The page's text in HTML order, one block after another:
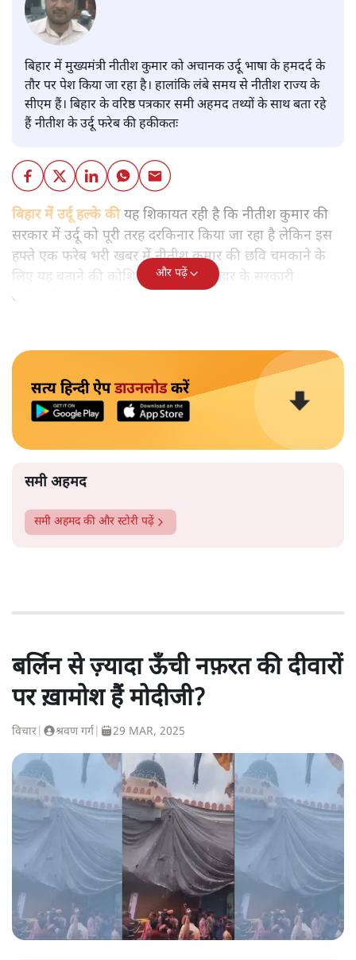
बिहार में मुख्यमंत्री नीतीश कुमार को अचानक उर्दू भाषा के हमदर्द के
तौर पर पेश किया जा रहा है। हालांकि लंबे समय से नीतीश राज्य के
सीएम हैं। बिहार के वरिष्ठ पत्रकार समी अहमद तथ्यों के साथ बता रहे
हैं नीतीश के उर्दू फरेब की हकीकतः
बिहार में उर्दू हल्के कीयह शिकायत रही है कि नीतीश कुमार की
सरकार में उर्दू को पूरी तरह दरकिनार किया जा रहा है लेकिन इस
हफ्ते एक फरेब भरी खबर में नीतीश कुमार की छवि चमकाने के
लिए यह बताने की कोशिश की गई कि बिहार के सरकारी
अधिकारियों को उर्दू सिखाई जाएगी।
और पढ़ें
सत्य हिन्दी ऐपडाउनलोडकरें
समी अहमद
समी अहमदकी और स्टोरी पढ़ें
बर्लिन से ज़्यादा ऊँची नफ़रत की दीवारों
पर ख़ामोश हैं मोदीजी?
विचार श्रवण गर्ग 29 MAR, 2025